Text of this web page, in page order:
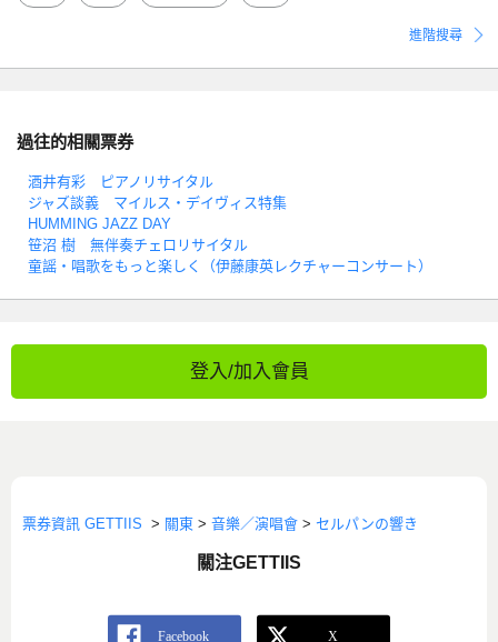
進階搜尋
過往的相關票券
酒井有彩 ピアノリサイタル
ジャズ談義 マイルス・デイヴィス特集
HUMMING JAZZ DAY
笹沼 樹 無伴奏チェロリサイタル
童謡・唱歌をもっと楽しく（伊藤康英レクチャーコンサート）
登入/加入會員
票券資訊 GETTIIS > 關東 > 音樂／演唱會 > セルパンの響き
關注GETTIIS